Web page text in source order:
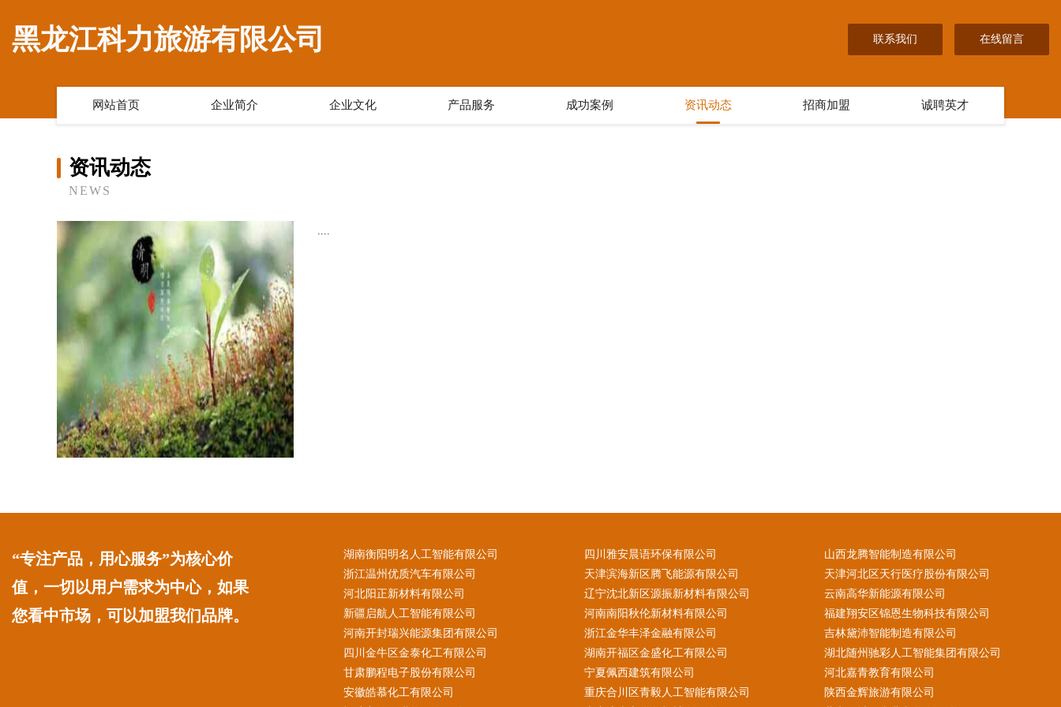
黑龙江科力旅游有限公司 联系我们 在线留言
网站首页 企业简介 企业文化 产品服务 成功案例 资讯动态 招商加盟 诚聘英才
资讯动态
NEWS
....
“专注产品，用心服务”为核心价
值，一切以用户需求为中心，如果
您看中市场，可以加盟我们品牌。
湖南衡阳明名人工智能有限公司 四川雅安晨语环保有限公司
山西龙腾智能制造有限公司
浙江温州优质汽车有限公司
天津滨海新区腾飞能源有限公司
天津河北区天行医疗股份有限公司
河北阳正新材料有限公司
辽宁沈北新区源振新材料有限公司
云南高华新能源有限公司
新疆启航人工智能有限公司
河南南阳秋伦新材料有限公司
福建翔安区锦恩生物科技有限公司
河南开封瑞兴能源集团有限公司
浙江金华丰泽金融有限公司
吉林黛沛智能制造有限公司
四川金牛区金泰化工有限公司
湖南开福区金盛化工有限公司
湖北随州驰彩人工智能集团有限公司
甘肃鹏程电子股份有限公司
宁夏佩西建筑有限公司
河北嘉青教育有限公司
安徽皓慕化工有限公司
重庆合川区青毅人工智能有限公司
陕西金辉旅游有限公司